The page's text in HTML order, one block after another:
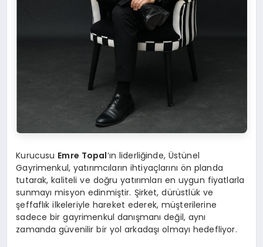
Kurucusu Emre Topal‘ın liderliğinde, Üstünel
Gayrimenkul, yatırımcıların ihtiyaçlarını ön planda
tutarak, kaliteli ve doğru yatırımları en uygun fiyatlarla
sunmayı misyon edinmiştir. Şirket, dürüstlük ve
şeffaflık ilkeleriyle hareket ederek, müşterilerine
sadece bir gayrimenkul danışmanı değil, aynı
zamanda güvenilir bir yol arkadaşı olmayı hedefliyor.